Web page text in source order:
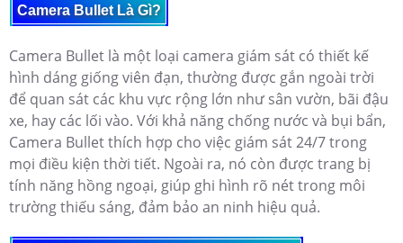
Camera Bullet Là Gì?
Camera Bullet là một loại camera giám sát có thiết kế
hình dáng giống viên đạn, thường được gắn ngoài trời
để quan sát các khu vực rộng lớn như sân vườn, bãi đậu
xe, hay các lối vào. Với khả năng chống nước và bụi bẩn,
Camera Bullet thích hợp cho việc giám sát 24/7 trong
mọi điều kiện thời tiết. Ngoài ra, nó còn được trang bị
tính năng hồng ngoại, giúp ghi hình rõ nét trong môi
trường thiếu sáng, đảm bảo an ninh hiệu quả.